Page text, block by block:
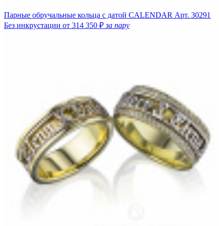
Парные обручальные кольца с датой CALENDAR Арт. 30291
Без инкрустации от 314 350 ₽за пару